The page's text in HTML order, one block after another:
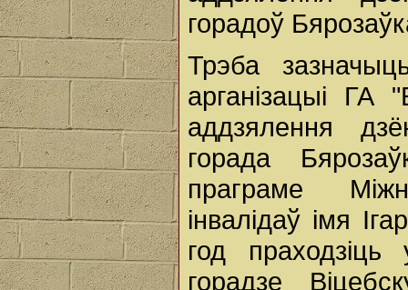
горадоў
Трэба
арганізацыі ГА
аддзялення
горада
праграме
інвалідаў імя
год
горадзе